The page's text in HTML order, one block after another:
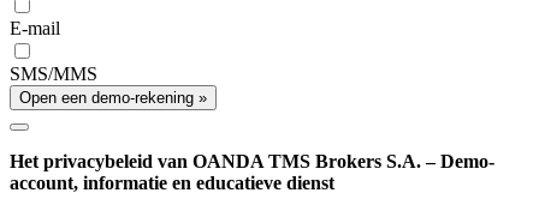
E-mail
SMS/MMS
Open een demo-rekening »
Het privacybeleid van OANDA TMS Brokers S.A. – Demo-
account, informatie en educatieve dienst